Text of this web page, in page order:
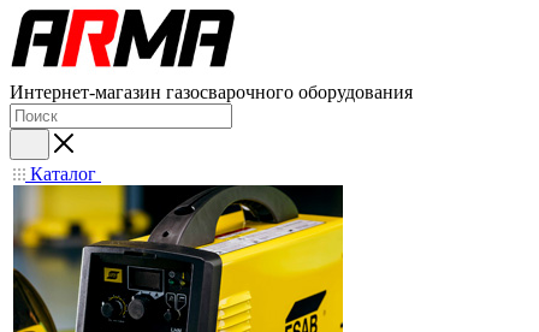
Интернет-магазин газосварочного оборудования
Каталог